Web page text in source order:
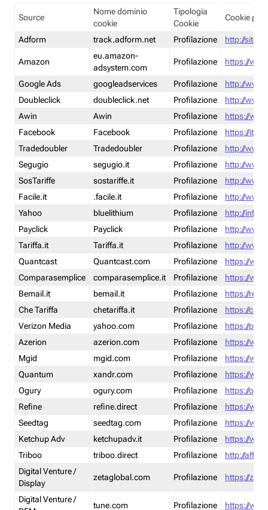
Source
Nome dominio
cookie
Tipologia
Cookie
Cookie
Adform track.adform.net Profilazione http://
Amazon
eu.amazon-
adsystem.com
Profilazione https://
Google Ads googleadservices Profilazione
http://
Doubleclick
doubleclick.net Profilazione
http://
Awin
Awin Profilazione
https://
Facebook
Facebook Profilazione
https://it-
Tradedoubler
Tradedoubler Profilazione
http://
Segugio
segugio.it Profilazione
http://
SosTariffe
sostariffe.it Profilazione
http://
Facile.it
.facile.it Profilazione
http://
Yahoo
bluelithium Profilazione
http://
Payclick
Payclick Profilazione
http://
Tariffa.it
Tariffa.it Profilazione
http://
Quantcast
Quantcast.com Profilazione
https://
Comparasemplice
comparasemplice.it Profilazione
https://
Bemail.it
bemail.it Profilazione
https://
Che Tariffa
chetariffa.it Profilazione
https://
Verizon Media
yahoo.com Profilazione
https://
Azerion
azerion.com Profilazione
https://
Mgid
mgid.com Profilazione
https://
Quantum
xandr.com Profilazione
https://
Ogury
ogury.com Profilazione
https://
Refine
refine.direct Profilazione
https://
Seedtag
seedtag.com Profilazione
https://
Ketchup Adv
ketchupadv.it Profilazione
https://
Triboo
triboo.direct Profilazione
http://
Digital Venture /
Display
zetaglobal.com Profilazione https://
Digital Venture /
tune.com Profilazione https://